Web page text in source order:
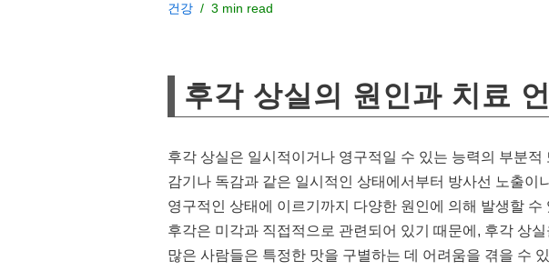
건강 3 min read
후각 상실의 원인과 치료
후각 상실은 일시적이거나 영구적일 수 있는 능력의 부분적
감기나 독감과 같은 일시적인 상태에서부터 방사선 노출이
영구적인 상태에 이르기까지 다양한 원인에 의해 발생할 수
후각은 미각과 직접적으로 관련되어 있기 때문에, 후각 상실
많은 사람들은 특정한 맛을 구별하는 데 어려움을 겪을 수